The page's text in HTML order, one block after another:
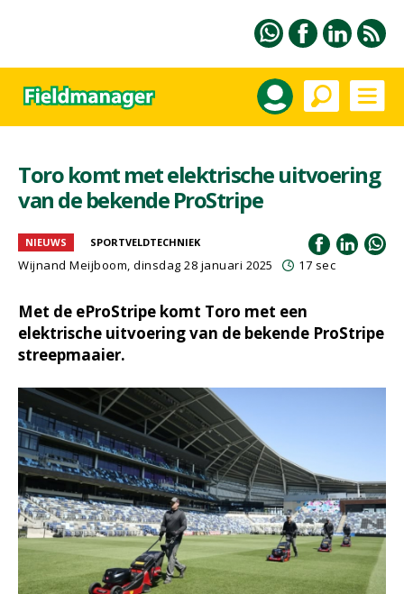
Toro komt met elektrische uitvoering
van de bekende ProStripe
NIEUWS SPORTVELDTECHNIEK
Wijnand Meijboom, dinsdag 28 januari 2025 17 sec
Met de eProStripe komt Toro met een
elektrische uitvoering van de bekende ProStripe
streepmaaier.